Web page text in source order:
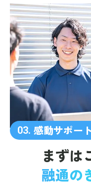
03. 感動サポート
まずは
融通の